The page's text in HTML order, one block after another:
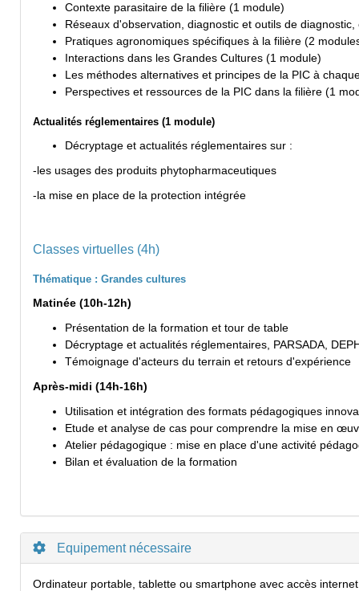
Contexte parasitaire de la filière (1 module)
Réseaux d'observation, diagnostic et outils de
Pratiques agronomiques spécifiques à la filière (2
Interactions dans les Grandes Cultures (1 module)
Les méthodes alternatives et principes de la PIC à
Perspectives et ressources de la PIC dans la filière (1
Actualités réglementaires (1 module)
Décryptage et actualités réglementaires sur :
-les usages des produits phytopharmaceutiques
-la mise en place de la protection intégrée
Classes virtuelles (4h)
Thématique : Grandes cultures
Matinée (10h-12h)
Présentation de la formation et tour de table
Décryptage et actualités réglementaires, PARSADA,
Témoignage d'acteurs du terrain et retours d'expérience
Après-midi (14h-16h)
Utilisation et intégration des formats pédagogiques
Etude et analyse de cas pour comprendre la mise en
Atelier pédagogique : mise en place d'une activité
Bilan et évaluation de la formation
Equipement nécessaire
Ordinateur portable, tablette ou smartphone avec accès internet